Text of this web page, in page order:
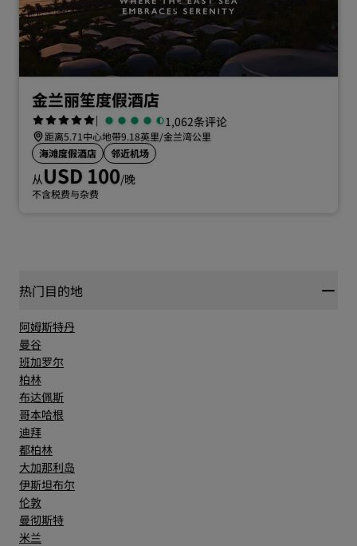
金兰丽笙度假酒店
| 1,062条评论
距离5.71中心地带9.18英里/金兰湾公里
海滩度假酒店
邻近机场
从USD 100/晚
不含税费与杂费
热门目的地
阿姆斯特丹
曼谷
班加罗尔
柏林
布达佩斯
哥本哈根
迪拜
都柏林
大加那利岛
伊斯坦布尔
伦敦
曼彻斯特
米兰